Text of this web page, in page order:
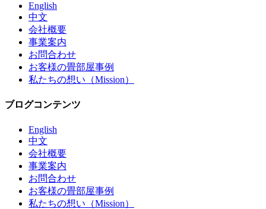
English
中文
会社概要
事業案内
お問合わせ
お客様の畳部屋事例
私たちの想い（Mission）
ブログコンテンツ
English
中文
会社概要
事業案内
お問合わせ
お客様の畳部屋事例
私たちの想い（Mission）